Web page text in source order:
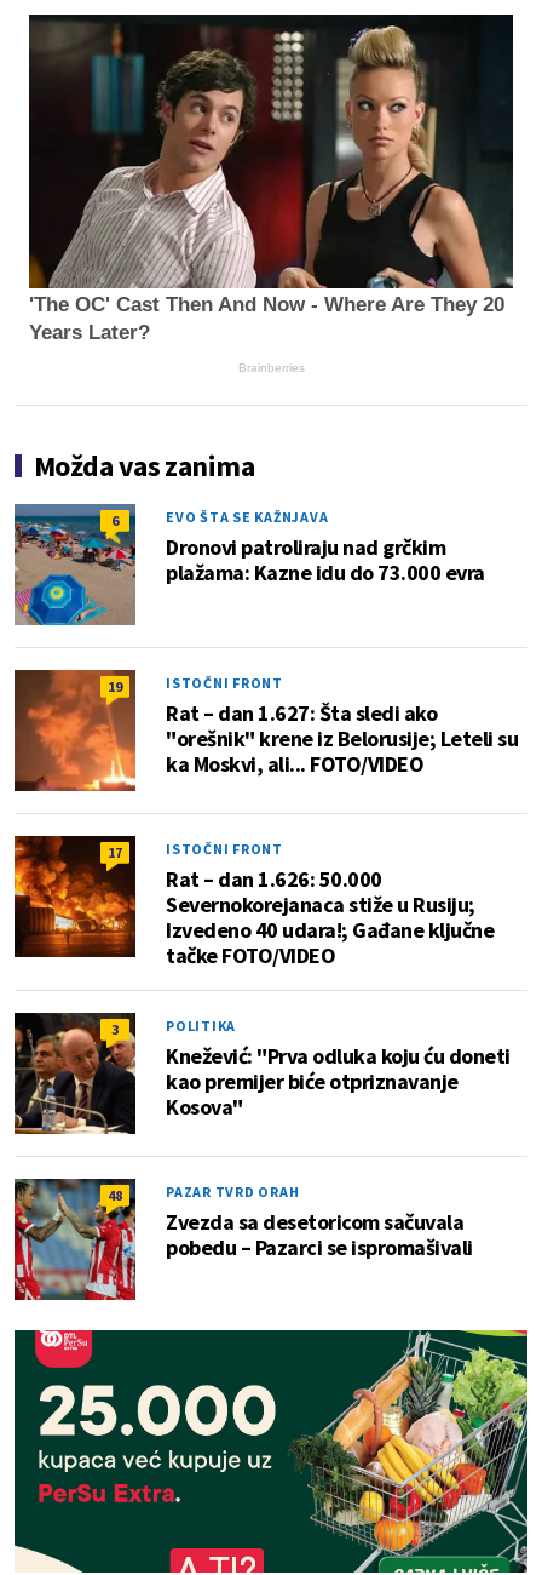
'The OC' Cast Then And Now - Where Are They 20
Years Later?
Brainberries
Možda vas zanima
6 EVO ŠTA SE KAŽNJAVA
Dronovi patroliraju nad grčkim
plažama: Kazne idu do 73.000 evra
19 ISTOČNI FRONT
Rat – dan 1.627: Šta sledi ako
"orešnik" krene iz Belorusije; Leteli su
ka Moskvi, ali... FOTO/VIDEO
17 ISTOČNI FRONT
Rat – dan 1.626: 50.000
Severnokorejanaca stiže u Rusiju;
Izvedeno 40 udara!; Gađane ključne
tačke FOTO/VIDEO
3 POLITIKA
Knežević: "Prva odluka koju ću doneti
kao premijer biće otpriznavanje
Kosova"
48 PAZAR TVRD ORAH
Zvezda sa desetoricom sačuvala
pobedu – Pazarci se ispromašivali